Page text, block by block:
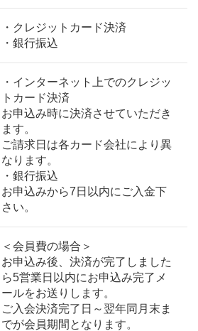
・クレジットカード決済
・銀行振込
・インターネット上でのクレジッ
トカード決済
お申込み時に決済させていただき
ます。
ご請求日は各カード会社により異
なります。
・銀行振込
お申込みから7日以内にご入金下
さい。
＜会員費の場合＞
お申込み後、決済が完了しました
ら5営業日以内にお申込み完了メ
ールをお送りします。
ご入会決済完了日～翌年同月末ま
でが会員期間となります。